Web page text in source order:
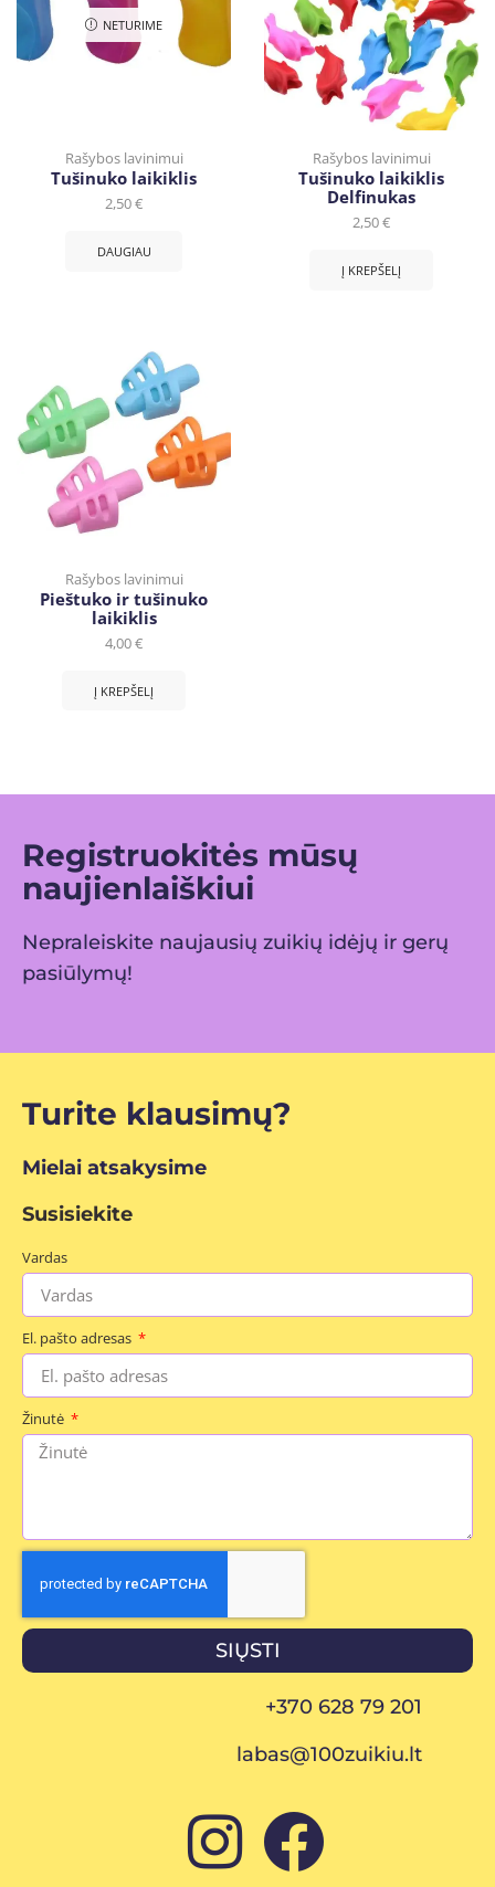
NETURIME
Rašybos lavinimui
Tušinuko laikiklis
2,50€
DAUGIAU
Rašybos lavinimui
Tušinuko laikiklis
Delfinukas
2,50€
Į KREPŠELĮ
Rašybos lavinimui
Pieštuko ir tušinuko
laikiklis
4,00€
Į KREPŠELĮ
Registruokitės mūsų
naujienlaiškiui
Nepraleiskite naujausių zuikių idėjų ir gerų
pasiūlymų!
Turite klausimų?
Mielai atsakysime
Susisiekite
Vardas
El. pašto adresas
Žinutė
SIŲSTI
+370 628 79 201
labas@100zuikiu.lt